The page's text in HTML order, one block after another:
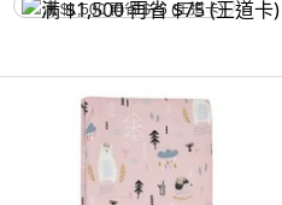
满 $1,500 再省 $75 (王道卡)